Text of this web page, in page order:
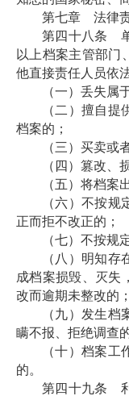
第七章 法律
第四十八条
以上档案主管部门
他直接责任人员依
（一）丢失属
（二）擅自
档案的；
（三）买卖或
（四）篡改、
（五）将档案
（六）不按
正而拒不改正的；
（七）不按规
（八）明知
成档案损毁、灭失
改而逾期未整改的；
（九）发生
瞒不报、拒绝调查
（十）档案
的。
第四十九条